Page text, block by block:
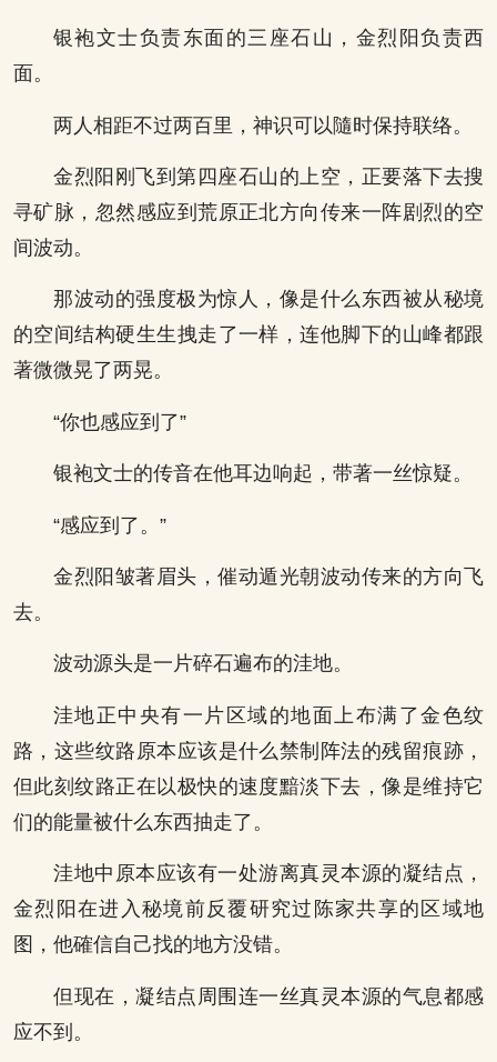
银袍文士负责东面的三座石山，金烈阳负责西
面。
两人相距不过两百里，神识可以隨时保持联络。
金烈阳刚飞到第四座石山的上空，正要落下去搜
寻矿脉，忽然感应到荒原正北方向传来一阵剧烈的空
间波动。
那波动的强度极为惊人，像是什么东西被从秘境
的空间结构硬生生拽走了一样，连他脚下的山峰都跟
著微微晃了两晃。
“你也感应到了”
银袍文士的传音在他耳边响起，带著一丝惊疑。
“感应到了。”
金烈阳皱著眉头，催动遁光朝波动传来的方向飞
去。
波动源头是一片碎石遍布的洼地。
洼地正中央有一片区域的地面上布满了金色纹
路，这些纹路原本应该是什么禁制阵法的残留痕跡，
但此刻纹路正在以极快的速度黯淡下去，像是维持它
们的能量被什么东西抽走了。
洼地中原本应该有一处游离真灵本源的凝结点，
金烈阳在进入秘境前反覆研究过陈家共享的区域地
图，他確信自己找的地方没错。
但现在，凝结点周围连一丝真灵本源的气息都感
应不到。